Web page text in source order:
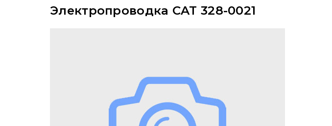
Электропроводка CAT 328-0021